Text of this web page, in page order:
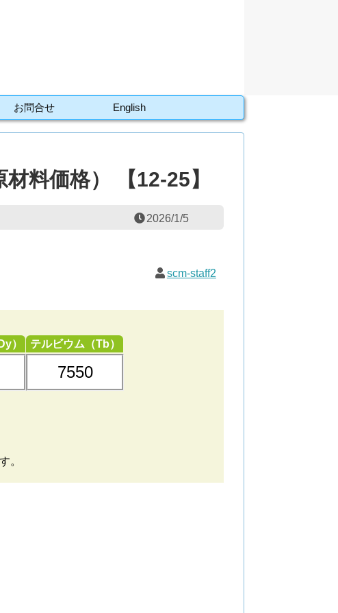
お問合せ English
材料価格） 【12-25】
2026/1/5
scm-staff2
） テルビウム（Tb）
7550
。